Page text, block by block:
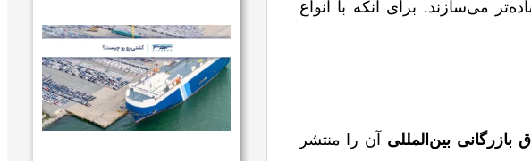
می‌سازند. برای آنکه با انواع
بازرگانی بین‌المللی
آن را منتشر